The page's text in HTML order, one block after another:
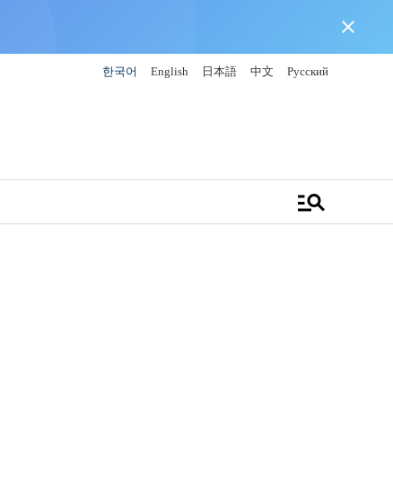
close
한국어 English 日本語 中文 Русский
manage_search